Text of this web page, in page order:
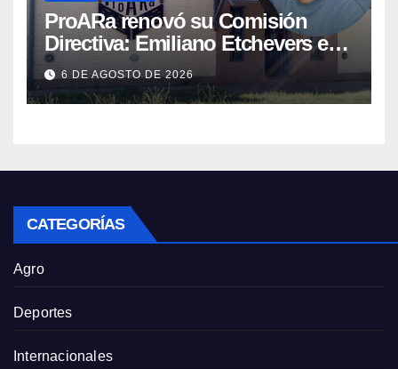
ProARa renovó su Comisión
Directiva: Emiliano Etchevers es
el nuevo Presidente de la entidad
6 DE AGOSTO DE 2026
CATEGORÍAS
Agro
Deportes
Internacionales